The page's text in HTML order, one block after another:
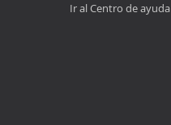
Ir al Centro de ayuda